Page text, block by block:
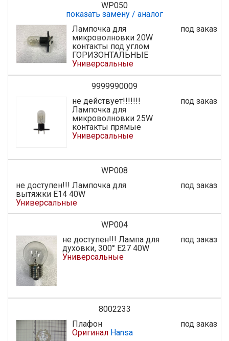
WP050
показать замену / аналог
Лампочка для
микроволновки 20W
контакты под углом
ГОРИЗОНТАЛЬНЫЕ
Универсальные
под заказ
9999990009
не действует!!!!!!!
Лампочка для
микроволновки 25W
контакты прямые
Универсальные
под заказ
WP008
не доступен!!! Лампочка для
вытяжки E14 40W
Универсальные
под заказ
WP004
не доступен!!! Лампа для
духовки, 300° E27 40W
Универсальные
под заказ
8002233
Плафон
Оригинал Hansa
под заказ